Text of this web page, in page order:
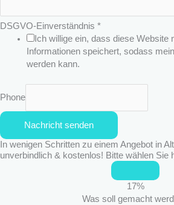
c
h
N
m
DSGVO-Einverständnis *
Ich willige ein, dass diese Website
Informationen speichert, sodass
werden kann.
Phone
Nachricht senden
In wenigen Schritten zu einem Angebot in
unverbindlich & kostenlos! Bitte wählen Sie
17%
Was soll gemacht